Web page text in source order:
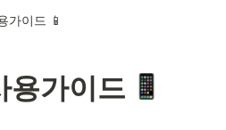
가이드 📱
용가이드